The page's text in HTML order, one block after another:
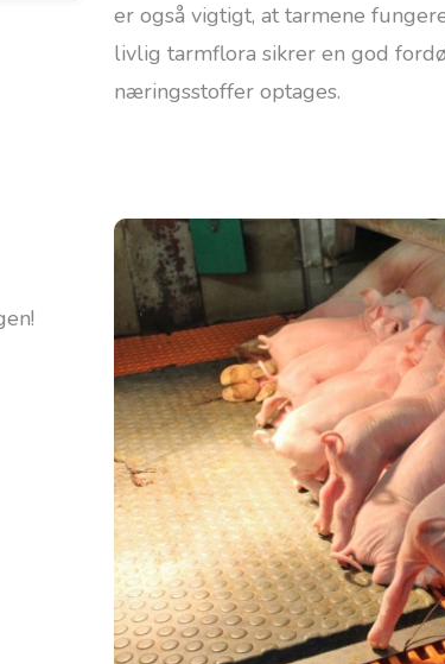
er også vigtigt, at tarmene
livlig tarmflora sikrer en god
næringsstoffer optages.